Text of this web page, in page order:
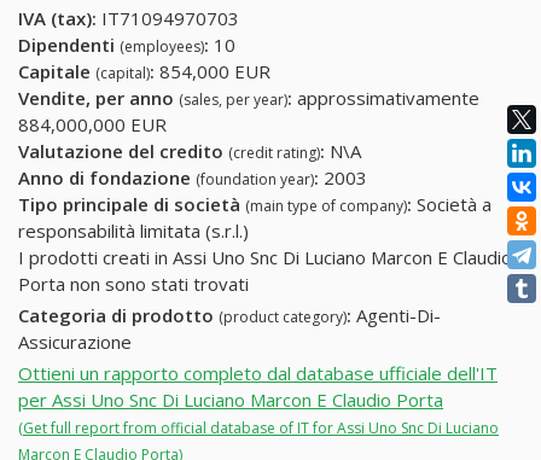
IVA (tax): IT71094970703
Dipendenti (employees): 10
Capitale (capital): 854,000 EUR
Vendite, per anno (sales, per year): approssimativamente
884,000,000 EUR
Valutazione del credito (credit rating): N\A
Anno di fondazione (foundation year): 2003
Tipo principale di società (main type of company): Società a
responsabilità limitata (s.r.l.)
I prodotti creati in Assi Uno Snc Di Luciano Marcon E Claudio
Porta non sono stati trovati
Categoria di prodotto (product category): Agenti-Di-
Assicurazione
Ottieni un rapporto completo dal database ufficiale dell'IT
per Assi Uno Snc Di Luciano Marcon E Claudio Porta
(Get full report from official database of IT for Assi Uno Snc Di Luciano
Marcon E Claudio Porta)